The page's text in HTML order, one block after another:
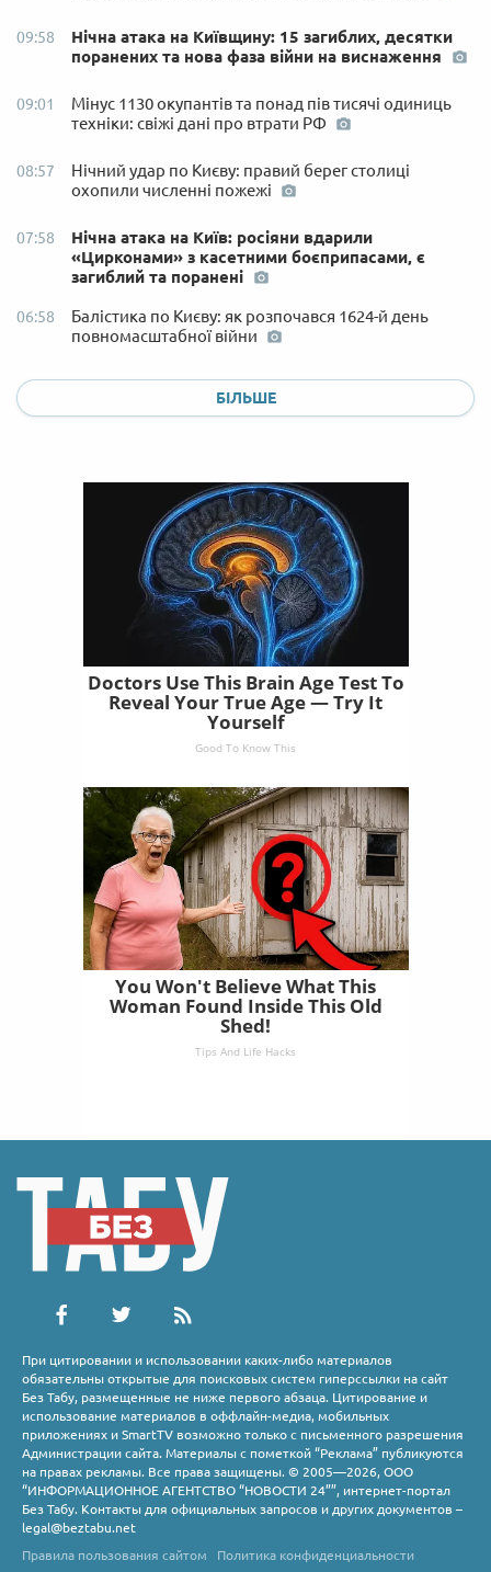
09:58
Нічна атака на Київщину: 15 загиблих, десятки
поранених та нова фаза війни на виснаження
09:01
Мінус 1130 окупантів та понад пів тисячі одиниць
техніки: свіжі дані про втрати РФ
08:57
Нічний удар по Києву: правий берег столиці
охопили численні пожежі
07:58
Нічна атака на Київ: росіяни вдарили
«Цирконами» з касетними боєприпасами, є
загиблий та поранені
06:58
Балістика по Києву: як розпочався 1624-й день
повномасштабної війни
БІЛЬШЕ
Doctors Use This Brain Age Test To
Reveal Your True Age — Try It
Yourself
Good To Know This
You Won't Believe What This
Woman Found Inside This Old
Shed!
Tips And Life Hacks
При цитировании и использовании каких-либо материалов
обязательны открытые для поисковых систем гиперссылки на сайт
Без Табу, размещенные не ниже первого абзаца. Цитирование и
использование материалов в оффлайн-медиа, мобильных
приложениях и SmartTV возможно только с письменного разрешения
Администрации сайта. Материалы с пометкой “Реклама” публикуются
на правах рекламы. Все права защищены. © 2005—2026, ООО
“ИНФОРМАЦИОННОЕ АГЕНТСТВО “НОВОСТИ 24””, интернет-портал
Без Табу. Контакты для официальных запросов и других документов –
legal@beztabu.net
Правила пользования сайтом
Политика конфиденциальности